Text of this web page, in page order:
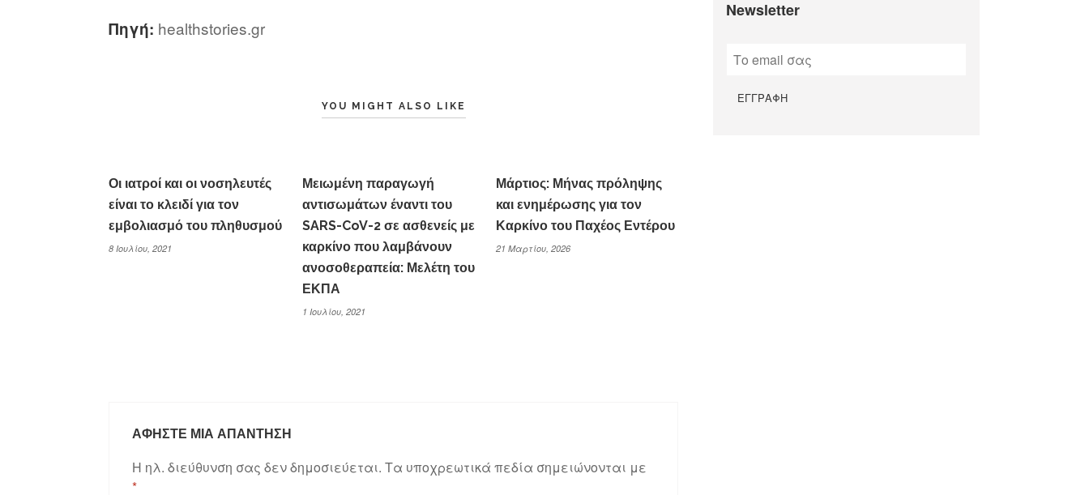
Πηγή: healthstories.gr
YOU MIGHT ALSO LIKE
Οι ιατροί και οι νοσηλευτές
είναι το κλειδί για τον
εμβολιασμό του πληθυσμού
8 Ιουλίου, 2021
Μειωμένη παραγωγή
αντισωμάτων έναντι του
SARS-CoV-2 σε ασθενείς με
καρκίνο που λαμβάνουν
ανοσοθεραπεία: Μελέτη του
ΕΚΠΑ
1 Ιουλίου, 2021
Μάρτιος: Μήνας πρόληψης
και ενημέρωσης για τον
Καρκίνο του Παχέος Εντέρου
21 Μαρτίου, 2026
ΑΦΉΣΤΕ ΜΙΑ ΑΠΆΝΤΗΣΗ
Η ηλ. διεύθυνση σας δεν δημοσιεύεται. Τα υποχρεωτικά πεδία σημειώνονται με
*
Newsletter